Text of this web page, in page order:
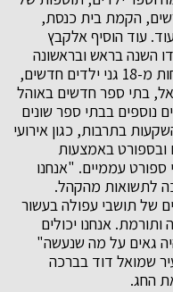
הקמת בית כנסת,
עוד הוסיף אלקבץ
השנה בראש ובראשונה
במוסדות חינוך עם הקמתם של לא פחות מ-18 גני ילדים חדשים,
בתי ספר חדשים באוהל
נוספים בבתי ספר שונים
בתרבות, כגון אירועי
ובספורט באמצעות
ספורט עממיים. "אנחנו
לתשואות מהקהל.
של תושבי עפולה בעשור
ותורמת. אנחנו יכולים
גאים על מה שנעשה"
שמואל דוד בברכה
החג.